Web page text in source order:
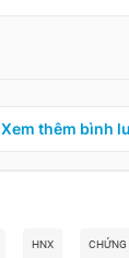
Xem thêm bình
HNX CHỨNG